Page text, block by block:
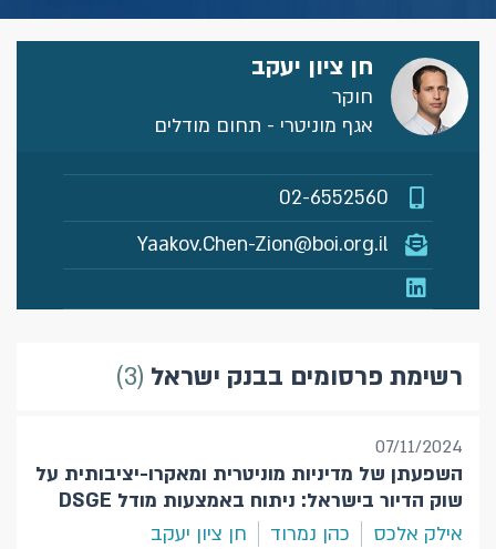
חן ציון יעקב
חוקר
אגף מוניטרי - תחום מודלים
02-6552560
Yaakov.Chen-Zion@boi.org.il
רשימת פרסומים בבנק ישראל 3
07/11/2024
השפעתן של מדיניות מוניטרית ומאקרו-יציבותית על
שוק הדיור בישראל: ניתוח באמצעות מודל DSGE
אילק אלכס
כהן נמרוד חן ציון יעקב